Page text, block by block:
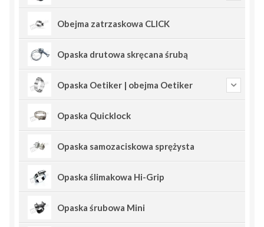
Obejma zatrzaskowa CLICK
Opaska drutowa skręcana śrubą
Opaska Oetiker | obejma Oetiker
Opaska Quicklock
Opaska samozaciskowa sprężysta
Opaska ślimakowa Hi-Grip
Opaska śrubowa Mini